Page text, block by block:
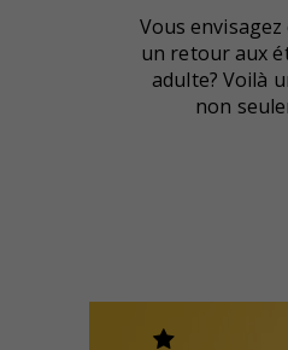
Vous
un retour aux
adulte? Voilà
non